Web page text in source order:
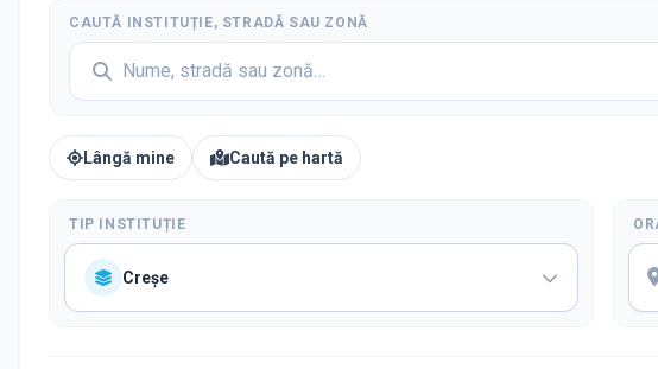
CAUTĂ INSTITUȚIE, STRADĂ SAU ZONĂ
Lângă mine Caută pe hartă
TIP INSTITUȚIE
Creșe